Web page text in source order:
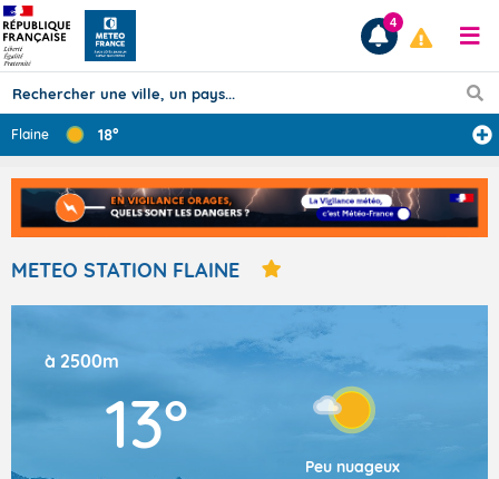
Prévisions
TOUS LES RÉSULTATS
Articles
4
Flaine 18°
METEO STATION FLAINE
à 2500m
13°
Peu nuageux